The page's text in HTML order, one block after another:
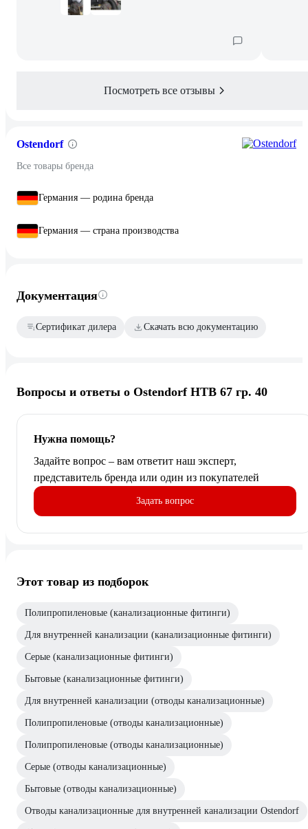
Посмотреть все отзывы
Ostendorf
Все товары бренда
Германия — родина бренда
Германия — страна производства
Документация
Сертификат дилера Скачать всю документацию
Вопросы и ответы о Ostendorf HTB 67 гр. 40
Нужна помощь?
Задайте вопрос – вам ответит наш эксперт,
представитель бренда или один из покупателей
Задать вопрос
Этот товар из подборок
Полипропиленовые (канализационные фитинги)
Для внутренней канализации (канализационные фитинги)
Серые (канализационные фитинги)
Бытовые (канализационные фитинги)
Для внутренней канализации (отводы канализационные)
Полипропиленовые (отводы канализационные)
Полипропиленовые (отводы канализационные)
Серые (отводы канализационные)
Бытовые (отводы канализационные)
Отводы канализационные для внутренней канализации Ostendorf